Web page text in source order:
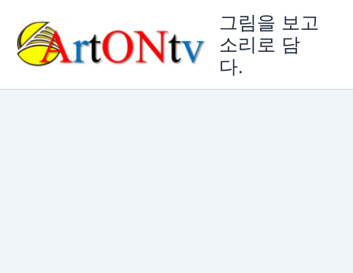
그림을 보고
소리로 담
다.